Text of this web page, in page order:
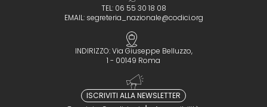
TEL: 06 55 30 18 08
EMAIL: segreteria_nazionale@codici.org
INDIRIZZO: Via Giuseppe Belluzzo,
1 - 00149 Roma
ISCRIVITI ALLA NEWSLETTER